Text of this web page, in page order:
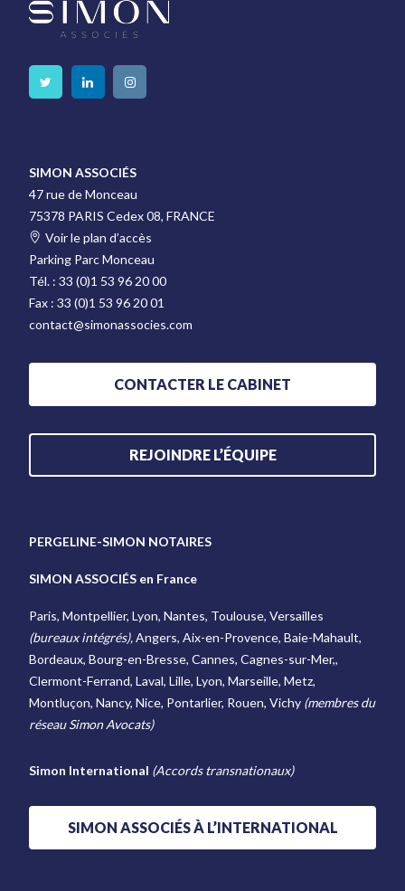
SIMON ASSOCIÉS
47 rue de Monceau
75378 PARIS Cedex 08, FRANCE
Voir le plan d’accès
Parking Parc Monceau
Tél. :33 (0)1 53 96 20 00
Fax :33 (0)1 53 96 20 01
contact@simonassocies.com
CONTACTER LE CABINET
REJOINDRE L’ÉQUIPE
PERGELINE-SIMON NOTAIRES
SIMON ASSOCIÉS en France
Paris, Montpellier, Lyon, Nantes, Toulouse, Versailles
(bureaux intégrés),Angers, Aix-en-Provence, Baie-Mahault,
Bordeaux, Bourg-en-Bresse, Cannes, Cagnes-sur-Mer,,
Clermont-Ferrand, Laval, Lille, Lyon, Marseille, Metz,
Montluçon, Nancy, Nice, Pontarlier, Rouen, Vichy (membres du
réseau Simon Avocats)
Simon International (Accords transnationaux)
SIMON ASSOCIÉS À L’INTERNATIONAL